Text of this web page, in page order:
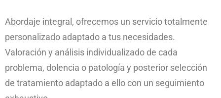
Abordaje integral, ofrecemos un servicio totalmente
personalizado adaptado a tus necesidades.
Valoración y análisis individualizado de cada
problema, dolencia o patología y posterior selección
de tratamiento adaptado a ello con un seguimiento